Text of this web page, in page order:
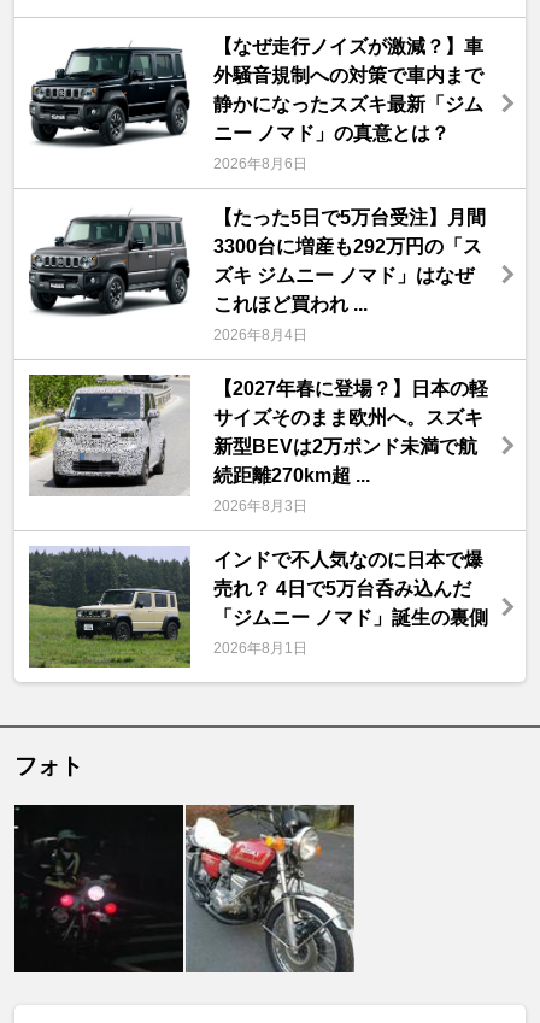
【なぜ走行ノイズが激減？】車
外騒音規制への対策で車内まで
静かになったスズキ最新「ジム
ニー ノマド」の真意とは？
2026年8月6日
【たった5日で5万台受注】月間
3300台に増産も292万円の「ス
ズキ ジムニー ノマド」はなぜ
これほど買われ ...
2026年8月4日
【2027年春に登場？】日本の軽
サイズそのまま欧州へ。スズキ
新型BEVは2万ポンド未満で航
続距離270km超 ...
2026年8月3日
インドで不人気なのに日本で爆
売れ？ 4日で5万台呑み込んだ
「ジムニー ノマド」誕生の裏側
2026年8月1日
フォト